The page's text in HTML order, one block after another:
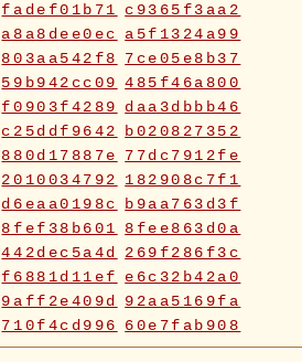
fadef01b71
c9365f3aa2
a8a8dee0ec
a5f1324a99
803aa542f8
7ce05e8b37
59b942cc09 485f46a800
f0903f4289
daa3dbbb46
c25ddf9642
b020827352
880d17887e
77dc7912fe
2010034792
182908c7f1
d6eaa0198c
b9aa763d3f
8fef38b601
8fee863d0a
442dec5a4d
269f286f3c
f6881d11ef
e6c32b42a0
9aff2e409d
92aa5169fa
710f4cd996
60e7fab908
2bc2c23116 18ae976a5f